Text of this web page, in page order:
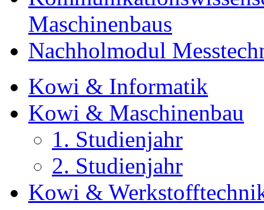
Maschinenbaus
Nachholmodul
Kowi & Informatik
Kowi & Maschinenbau
1. Studienjahr
2. Studienjahr
Kowi &